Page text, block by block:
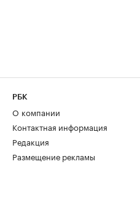
РБК
О компании
Контактная информация
Редакция
Размещение рекламы